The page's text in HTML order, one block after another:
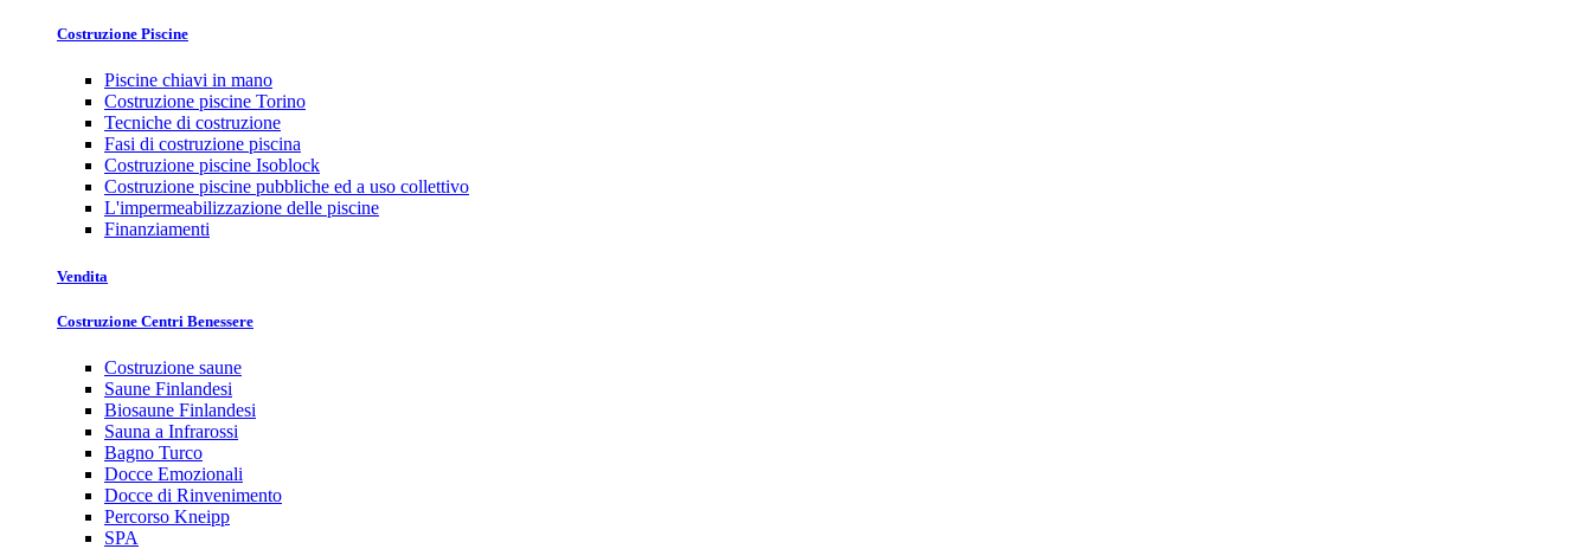
Costruzione Piscine
Piscine chiavi in mano
Costruzione piscine Torino
Tecniche di costruzione
Fasi di costruzione piscina
Costruzione piscine Isoblock
Costruzione piscine pubbliche ed a uso collettivo
L'impermeabilizzazione delle piscine
Finanziamenti
Vendita
Costruzione Centri Benessere
Costruzione saune
Saune Finlandesi
Biosaune Finlandesi
Sauna a Infrarossi
Bagno Turco
Docce Emozionali
Docce di Rinvenimento
Percorso Kneipp
SPA